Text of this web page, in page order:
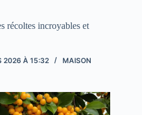
récoltes incroyables et
2026 À 15:32 MAISON